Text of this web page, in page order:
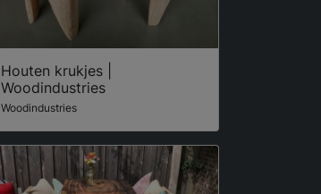
Houten krukjes |
Woodindustries
Woodindustries